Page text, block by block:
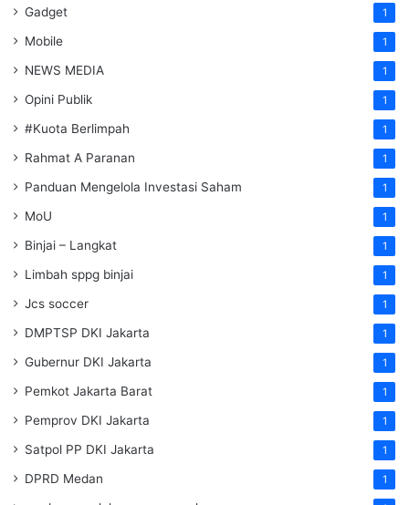
Gadget 1
Mobile 1
NEWS MEDIA 1
Opini Publik 1
#Kuota Berlimpah 1
Rahmat A Paranan 1
Panduan Mengelola Investasi Saham 1
MoU 1
Binjai – Langkat 1
Limbah sppg binjai 1
Jcs soccer 1
DMPTSP DKI Jakarta 1
Gubernur DKI Jakarta 1
Pemkot Jakarta Barat 1
Pemprov DKI Jakarta 1
Satpol PP DKI Jakarta 1
DPRD Medan 1